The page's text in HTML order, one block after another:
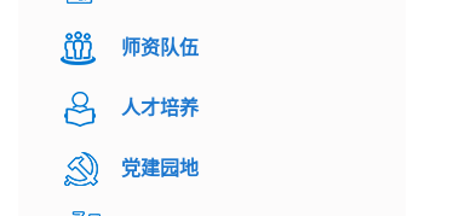
师资队伍
人才培养
党建园地